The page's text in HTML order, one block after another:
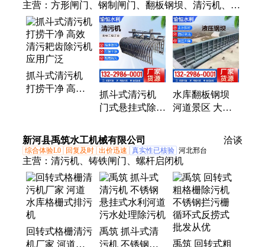
主营： 方形闸门、钢制闸门、翻板钢坝、清污机、水
利工程、双止水闸门、景观合页坝、液压升降坝、拱
形平面闸门、液压钢坝闸门、水闸门启闭机、河道铸
铁闸门、铸铁镶铜闸门、液压翻板闸门
抓斗式清污机
打捞干净 高效
抓斗式清污机
门式悬挂式除污
污设备
水库翻板钢坝
河道景区 大跨
新河县禹筑水工机械有限公司 洽谈
综合体验L0 回复及时 出价迅速 真实性已核验 河北邢台
主营： 清污机、铸铁闸门、螺杆启闭机
回转式格栅清污
机厂家 河道水
禹筑 抓斗式清
污机 不锈钢悬
禹筑 回转式粗